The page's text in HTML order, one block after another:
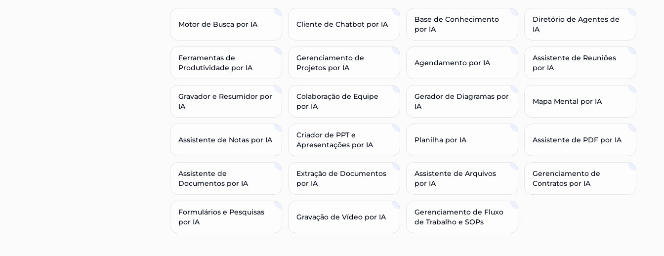
Motor de Busca por IA Cliente de Chatbot por IA
Base de Conhecimento
por IA
Diretório de Agentes de
IA
Ferramentas de
Produtividade por IA
Gerenciamento de
Projetos por IA
Agendamento por IA
Assistente de Reuniões
por IA
Gravador e Resumidor por
IA
Colaboração de Equipe
por IA
Gerador de Diagramas por
IA
Mapa Mental por IA
Assistente de Notas por IA
Criador de PPT e
Apresentações por IA
Planilha por IA Assistente de PDF por IA
Assistente de
Documentos por IA
Extração de Documentos
por IA
Assistente de Arquivos
por IA
Gerenciamento de
Contratos por IA
Formulários e Pesquisas
por IA
Gravação de Vídeo por IA
Gerenciamento de Fluxo
de Trabalho e SOPs